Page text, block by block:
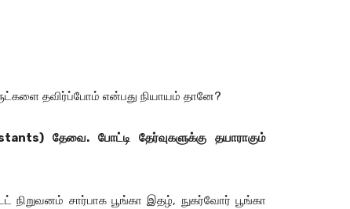
தவிர்ப்போம் என்பது நியாயம் தானே?
தேவை. போட்டி தேர்வுகளுக்கு தயாராகும்
நிறுவனம் சார்பாக பூங்கா இதழ், நுகர்வோர் பூங்கா